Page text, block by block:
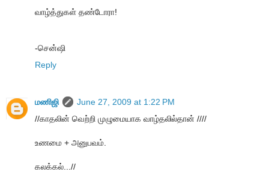
வாழ்த்துகள் தண்டோரா!
-சென்ஷி
Reply
மணிஜி
June 27, 2009 at 1:22 PM
//காதலின் வெற்றி முழுமையாக வாழ்தலில்தான் ////
உணமை + அனுபவம்.
கலக்கல்...//